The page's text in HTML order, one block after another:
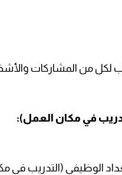
من المشاركات
في مكان العمل):
الوظيفي (التدريب في